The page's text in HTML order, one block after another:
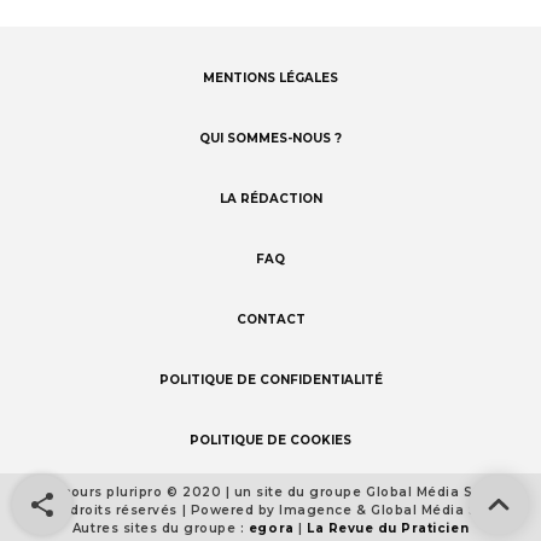
MENTIONS LÉGALES
QUI SOMMES-NOUS ?
LA RÉDACTION
FAQ
CONTACT
POLITIQUE DE CONFIDENTIALITÉ
POLITIQUE DE COOKIES
Footer
detail
Concours pluripro © 2020 | un site du groupe Global Média Santé
Tous droits réservés | Powered by Imagence & Global Média Santé
Autres sites du groupe : egora La Revue du Praticien